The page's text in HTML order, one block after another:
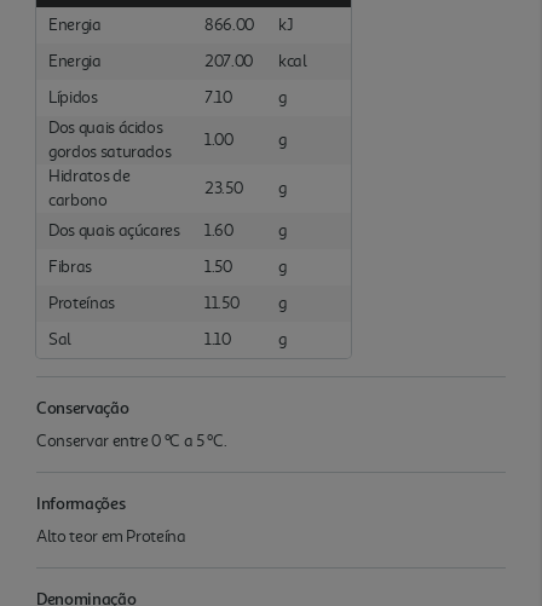
Energia
866.00
kJ
Energia
207.00
kcal
Lípidos
7.10
g
Dos quais ácidos
gordos saturados
1.00
g
Hidratos de
carbono
23.50 g
Dos quais açúcares 1.60
g
Fibras
1.50
g
Proteínas
11.50
g
Sal
1.10 g
Conservação
Conservar entre 0 ºC a 5 ºC.
Informações
Alto teor em Proteína
Denominação